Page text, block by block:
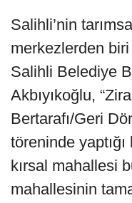
Salihli’nin
merkezlerden
Salihli Belediye
Akbıyıkoğlu,
Bertarafı/Geri
töreninde
kırsal mahallesi
mahallesinin